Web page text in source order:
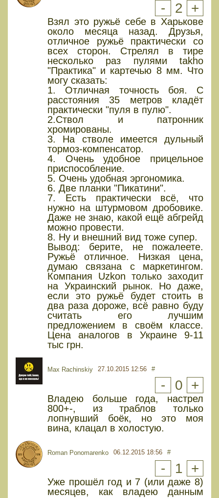
- 2 +
Взял это ружьё себе в Харькове
около месяца назад. Друзья,
отличное ружьё практически со
всех сторон. Стрелял в тире
несколько раз пулями takho
"Практика" и картечью 8 мм. Что
могу сказать:
1. Отличная точность боя. С
расстояния 35 метров кладёт
практически "пуля в пулю".
2.Ствол и патронник
хромированы.
3. На стволе имеется дульный
тормоз-компенсатор.
4. Очень удобное прицельное
приспособление.
5. Очень удобная эргономика.
6. Две планки "Пикатини".
7. Есть практически всё, что
нужно на штурмовом дробовике.
Даже не знаю, какой ещё абгрейд
можно провести.
8. Ну и внешний вид тоже супер.
Вывод: берите, не пожалеете.
Ружьё отличное. Низкая цена,
думаю связана с маркетингом.
Компания Uzkon только заходит
на Украинский рынок. Но даже,
если это ружьё будет стоить в
два раза дороже, всё равно буду
считать его лучшим
предложением в своём классе.
Цена аналогов в Украине 9-11
тыс грн.
Max Rachinskiy 27.10.2015 12:56 #
- 0 +
Владею больше года, настрел
800+-, из траблов только
лопнувший боёк, но это моя
вина, клацал в холостую.
Roman Ponomarenko 06.12.2015 18:56 #
- 1 +
Уже прошёл год и 7 (или даже 8)
месяцев, как владею данным